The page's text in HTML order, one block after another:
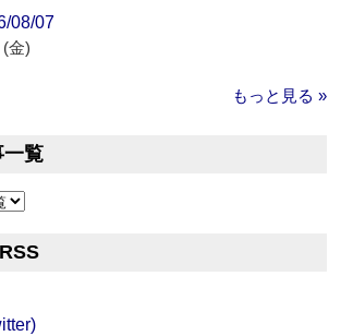
08/07
金)
もっと見る »
一覧